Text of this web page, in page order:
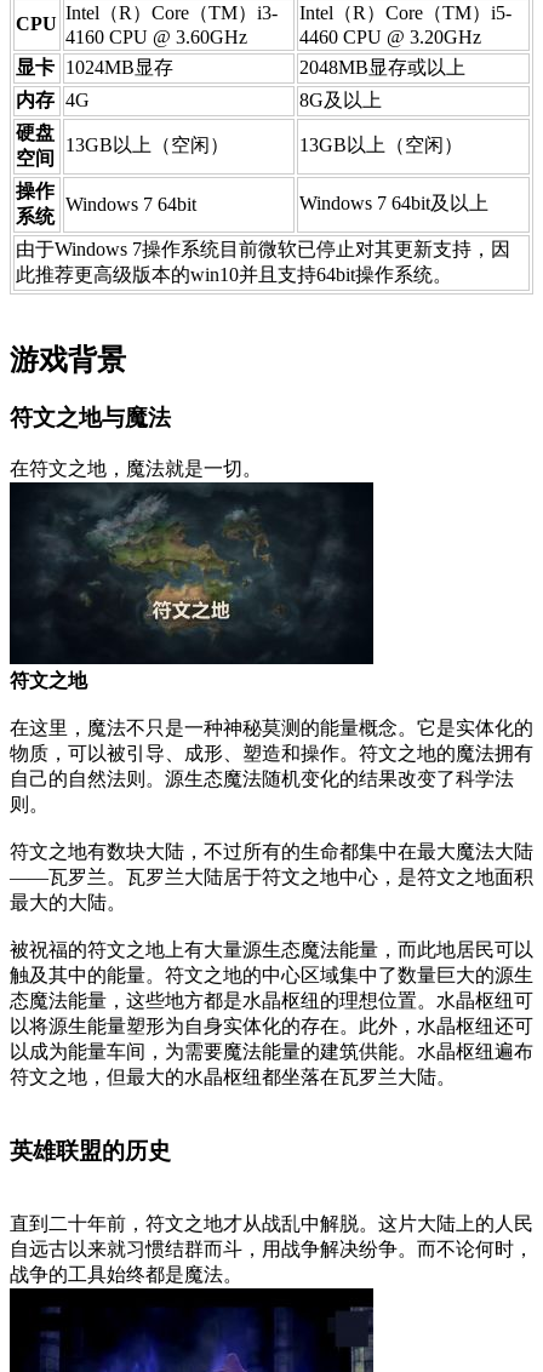
CPU
​​Intel（R）Core（TM）i3-
4160 CPU @ 3.60GHz
​Intel（R）Core（TM）i5-
4460 CPU @ 3.20GHz
显卡 ​​1024MB显存
​2048MB显存或以上
内存 ​4G
​8G及以上
硬盘
空间
​13GB以上（空闲） ​13GB以上（空闲）
​​操作
系统
​​Windows 7 64bit Windows 7 64bit及以上
由于Windows 7操作系统目前微软已停止对其更新支持，因
此推荐更高级版本的win10并且支持64bit操作系统。​​​
游戏背景
符文之地与魔法
在符文之地，魔法就是一切。
符文之地
在这里，魔法不只是一种神秘莫测的能量概念。它是实体化的
物质，可以被引导、成形、塑造和操作。符文之地的魔法拥有
自己的自然法则。源生态魔法随机变化的结果改变了科学法
则。
符文之地有数块大陆，不过所有的生命都集中在最大魔法大陆
——瓦罗兰。瓦罗兰大陆居于符文之地中心，是符文之地面积
最大的大陆。
被祝福的符文之地上有大量源生态魔法能量，而此地居民可以
触及其中的能量。符文之地的中心区域集中了数量巨大的源生
态魔法能量，这些地方都是水晶枢纽的理想位置。水晶枢纽可
以将源生能量塑形为自身实体化的存在。此外，水晶枢纽还可
以成为能量车间，为需要魔法能量的建筑供能。水晶枢纽遍布
符文之地，但最大的水晶枢纽都坐落在瓦罗兰大陆。
英雄联盟的历史
直到二十年前，符文之地才从战乱中解脱。这片大陆上的人民
自远古以来就习惯结群而斗，用战争解决纷争。而不论何时，
战争的工具始终都是魔法。